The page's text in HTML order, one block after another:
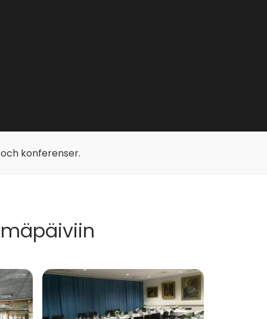
konferenser.